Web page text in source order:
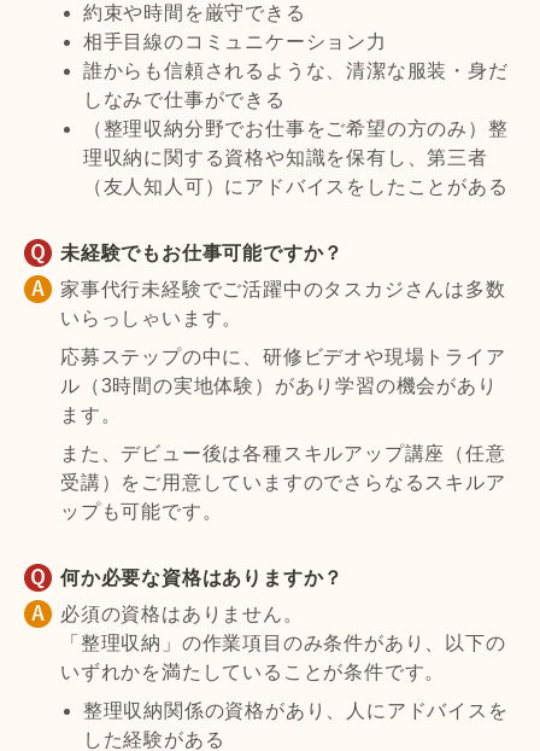
約束や時間を厳守できる
相手目線のコミュニケーション力
誰からも信頼されるような、清潔な服装・身だ
しなみで仕事ができる
（整理収納分野でお仕事をご希望の方のみ）整
理収納に関する資格や知識を保有し、第三者
（友人知人可）にアドバイスをしたことがある
未経験でもお仕事可能ですか？
家事代行未経験でご活躍中のタスカジさんは多数
いらっしゃいます。
応募ステップの中に、研修ビデオや現場トライア
ル（3時間の実地体験）があり学習の機会があり
ます。
また、デビュー後は各種スキルアップ講座（任意
受講）をご用意していますのでさらなるスキルア
ップも可能です。
何か必要な資格はありますか？
必須の資格はありません。
「整理収納」の作業項目のみ条件があり、以下の
いずれかを満たしていることが条件です。
整理収納関係の資格があり、人にアドバイスを
した経験がある